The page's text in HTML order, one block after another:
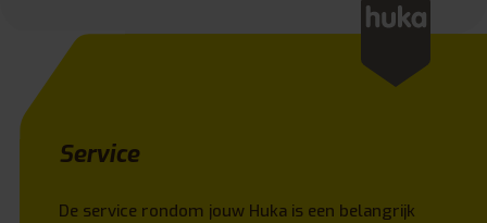
Service
De service rondom jouw Huka is een belangrijk